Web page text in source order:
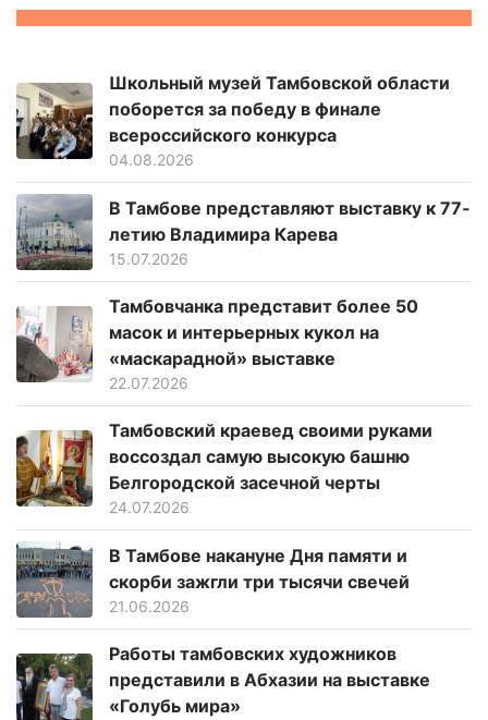
Школьный музей Тамбовской области
поборется за победу в финале
всероссийского конкурса
04.08.2026
В Тамбове представляют выставку к 77-
летию Владимира Карева
15.07.2026
Тамбовчанка представит более 50
масок и интерьерных кукол на
«маскарадной» выставке
22.07.2026
Тамбовский краевед своими руками
воссоздал самую высокую башню
Белгородской засечной черты
24.07.2026
В Тамбове накануне Дня памяти и
скорби зажгли три тысячи свечей
21.06.2026
Работы тамбовских художников
представили в Абхазии на выставке
«Голубь мира»